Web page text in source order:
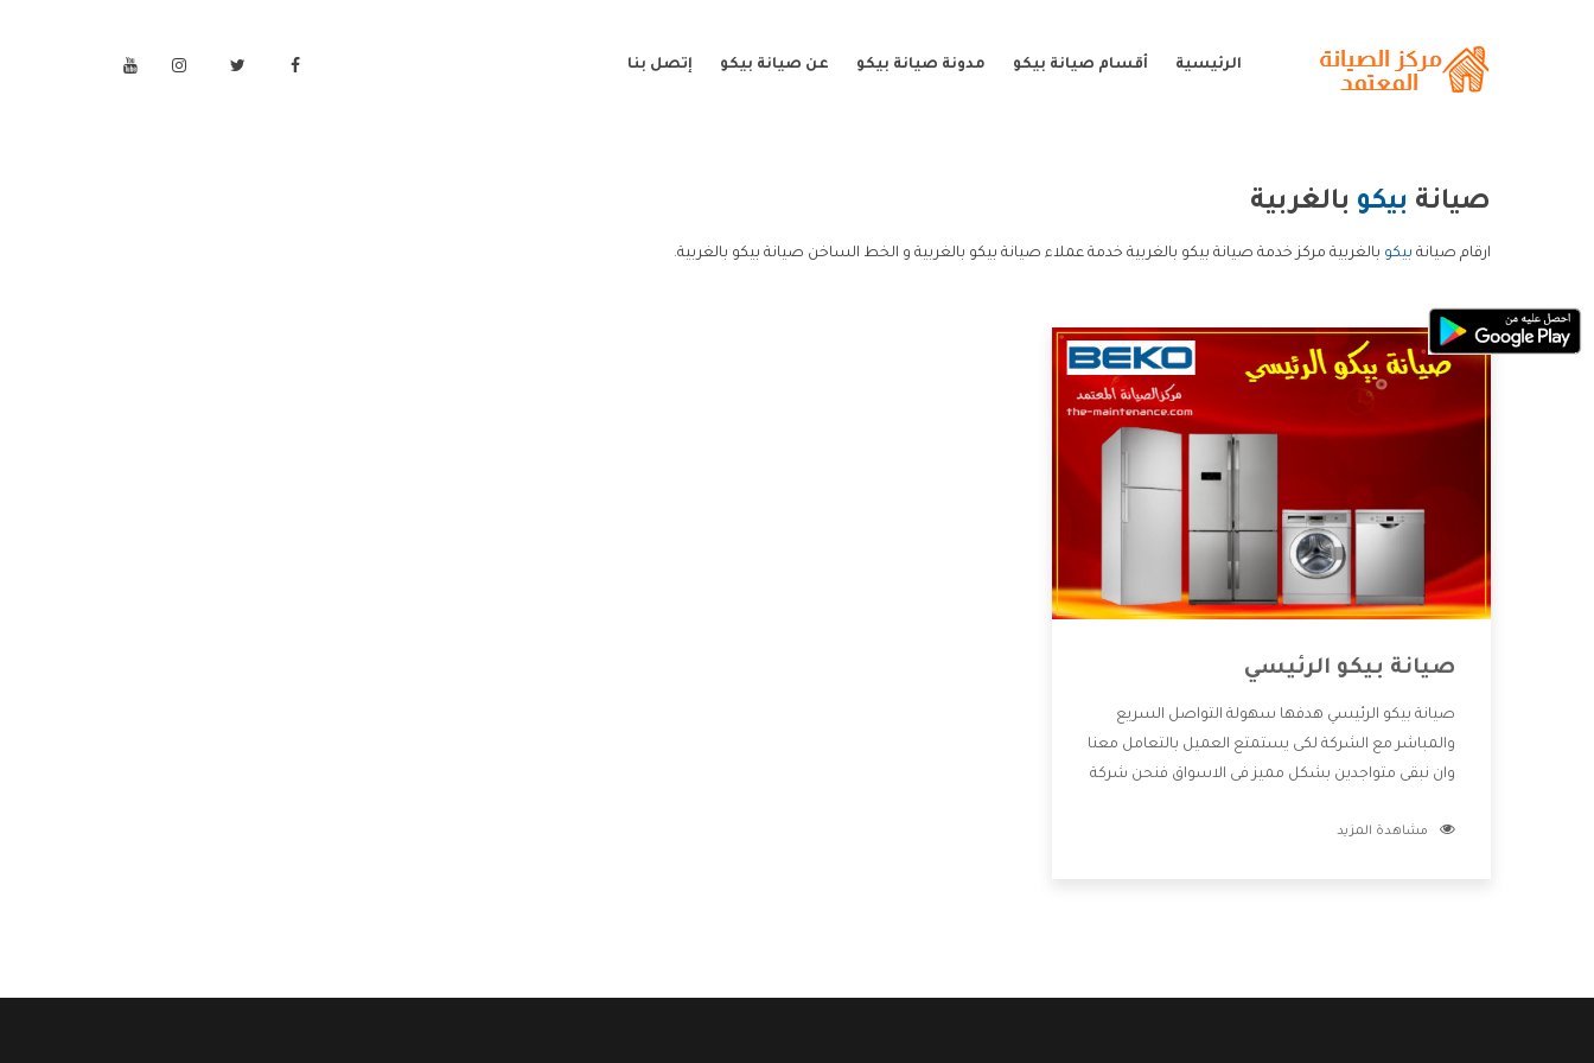
الرئيسية أقسام صيانة بيكو مدونة صيانة بيكو عن صيانة بيكو إتصل بنا
صيانة بيكو بالغربية
ارقام صيانة بيكو بالغربية مركز خدمة صيانة بيكو بالغربية خدمة عملاء صيانة بيكو بالغربية و الخط الساخن صيانة بيكو بالغربية.
صيانة بيكو الرئيسي
صيانة بيكو الرئيسي هدفها سهولة التواصل السريع
والمباشر مع الشركة لكى يستمتع العميل بالتعامل معنا
وان نبقى متواجدين بشكل مميز فى الاسواق فنحن شركة
بالخدمات التى تنفرد الشركة بها والتى تكون منها خدمة
مشاهدة المزيد